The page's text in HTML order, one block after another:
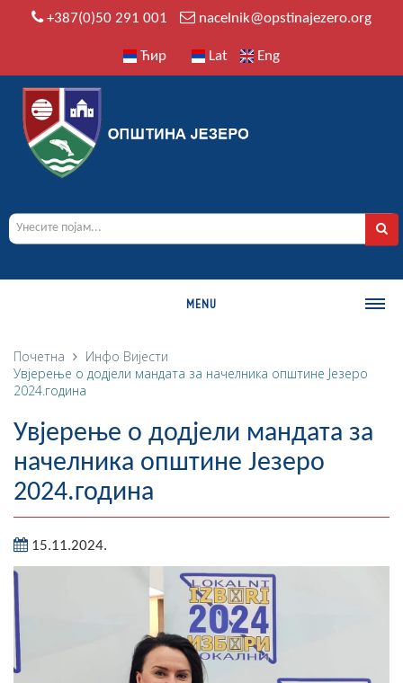
+387(0)50 291 001 nacelnik@opstinajezero.org
Ћир Lat Eng
MENU
О ОПШТИНИ
Историја
Географија
Насељена мјеста
Занимљивости
Фотогалерија
НАЧЕЛНИК
Замјеник начелника
Почетна Инфо Вијести
Увјерење о додјели мандата за начелника општине Језеро
2024.година
Увјерење о додјели мандата за
начелника општине Језеро
2024.година
15.11.2024.